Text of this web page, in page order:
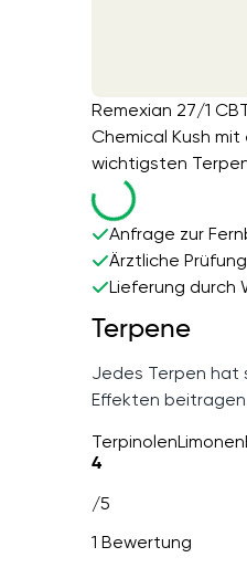
Remexian 27/1
Chemical Kush
wichtigsten
Anfrage zur
Ärztliche
Lieferung durch
Terpene
Jedes Terpen hat
Effekten
TerpinolenLimonen
4
/5
1 Bewertung